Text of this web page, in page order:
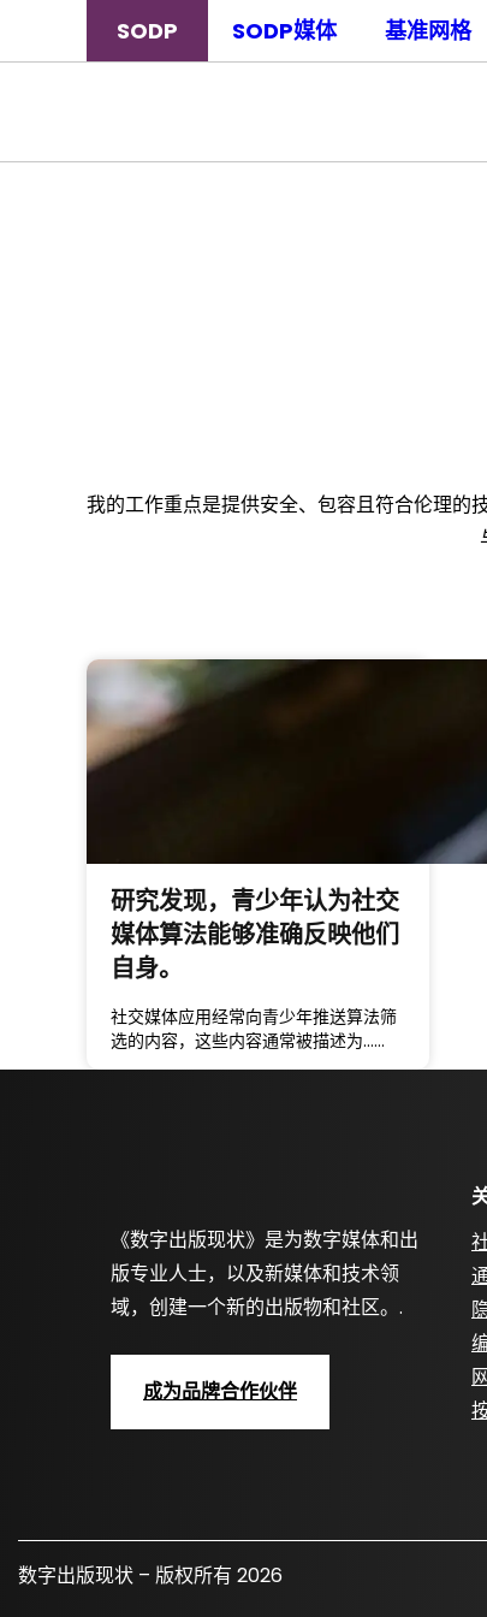
SODP SODP媒体 基准网格
我的工作重点是提供安全、包容且符合伦理的
研究发现，青少年认为社交
媒体算法能够准确反映他们
自身。
社交媒体应用经常向青少年推送算法筛
选的内容，这些内容通常被描述为……
《数字出版现状》是为数字媒体和出
版专业人士，以及新媒体和技术领
域，创建一个新的出版物和社区。.
成为品牌合作伙伴
数字出版现状 – 版权所有 2026